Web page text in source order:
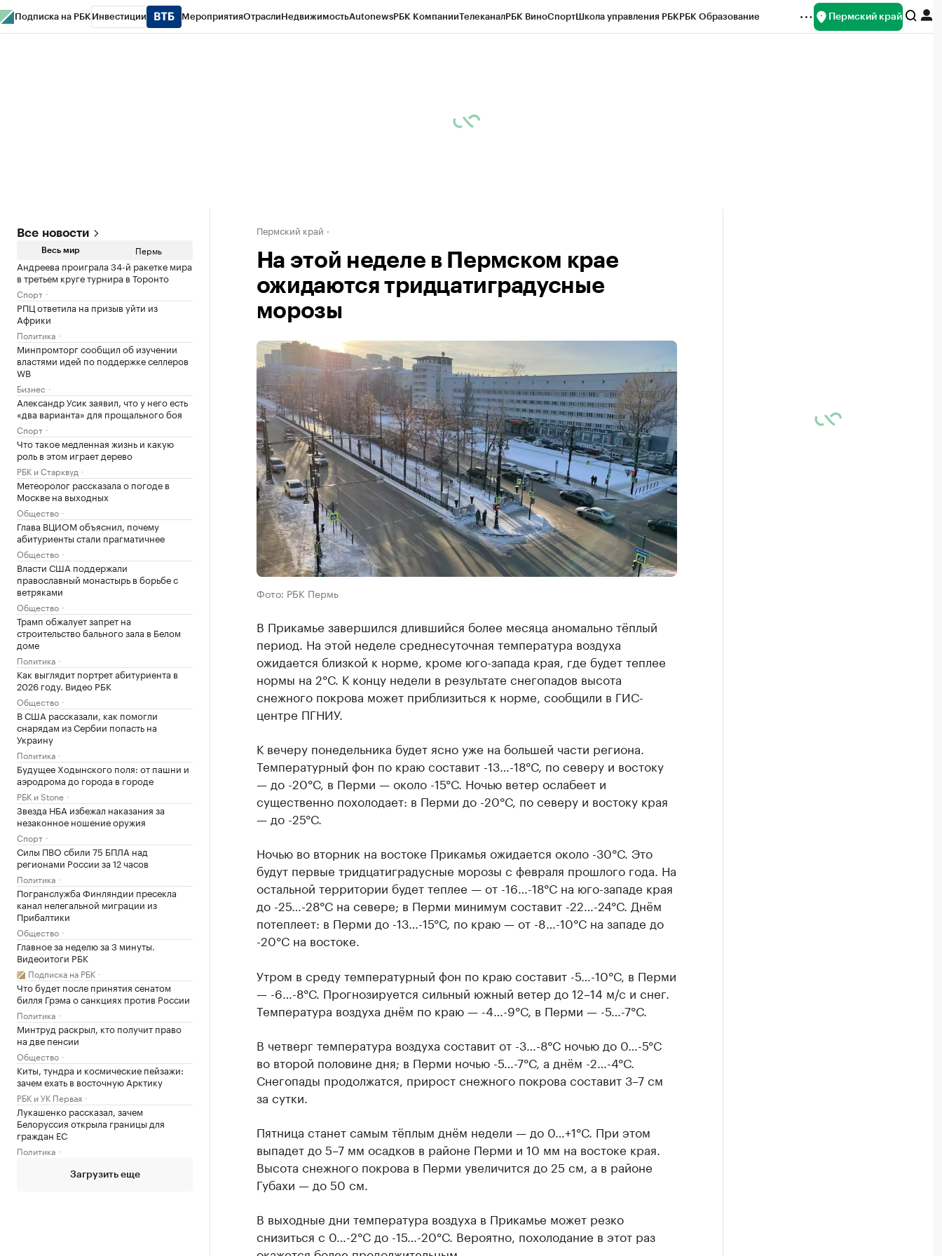
Подписка на РБК Инвестиции МероприятияОтраслиНедвижимостьAutonewsРБК КомпанииТелеканалРБК ВиноСпортШкола управления РБКРБК Образование Пермский край
Все новости
Весь мир Пермь
Андреева проиграла 34-й ракетке мира
в третьем круге турнира в Торонто
Спорт
РПЦ ответила на призыв уйти из
Африки
Политика
Минпромторг сообщил об изучении
властями идей по поддержке селлеров
WB
Бизнес
Александр Усик заявил, что у него есть
«два варианта» для прощального боя
Спорт
Что такое медленная жизнь и какую
роль в этом играет дерево
РБК и Старквуд
Метеоролог рассказала о погоде в
Москве на выходных
Общество
Глава ВЦИОМ объяснил, почему
абитуриенты стали прагматичнее
Общество
Власти США поддержали
православный монастырь в борьбе с
ветряками
Общество
Трамп обжалует запрет на
строительство бального зала в Белом
доме
Политика
Как выглядит портрет абитуриента в
2026 году. Видео РБК
Общество
В США рассказали, как помогли
снарядам из Сербии попасть на
Украину
Политика
Будущее Ходынского поля: от пашни и
аэродрома до города в городе
РБК и Stone
Звезда НБА избежал наказания за
незаконное ношение оружия
Спорт
Силы ПВО сбили 75 БПЛА над
регионами России за 12 часов
Политика
Погранслужба Финляндии пресекла
канал нелегальной миграции из
Прибалтики
Общество
Главное за неделю за 3 минуты.
Видеоитоги РБК
Подписка на РБК
Что будет после принятия сенатом
билля Грэма о санкциях против России
Политика
Минтруд раскрыл, кто получит право
на две пенсии
Общество
Киты, тундра и космические пейзажи:
зачем ехать в восточную Арктику
РБК и УК Первая
Лукашенко рассказал, зачем
Белоруссия открыла границы для
граждан ЕС
Политика
Загрузить еще
Пермский край
На этой неделе в Пермском крае
ожидаются тридцатиградусные
морозы
Фото: РБК Пермь
В Прикамье завершился длившийся более месяца аномально тёплый
период. На этой неделе среднесуточная температура воздуха
ожидается близкой к норме, кроме юго-запада края, где будет теплее
нормы на 2°С. К концу недели в результате снегопадов высота
снежного покрова может приблизиться к норме, сообщили в ГИС-
центре ПГНИУ.
К вечеру понедельника будет ясно уже на большей части региона.
Температурный фон по краю составит -13…-18°С, по северу и востоку
— до -20°С, в Перми — около -15°С. Ночью ветер ослабеет и
существенно похолодает: в Перми до -20°С, по северу и востоку края
— до -25°С.
Ночью во вторник на востоке Прикамья ожидается около -30°С. Это
будут первые тридцатиградусные морозы с февраля прошлого года. На
остальной территории будет теплее — от -16…-18°С на юго-западе края
до -25…-28°С на севере; в Перми минимум составит -22…-24°С. Днём
потеплеет: в Перми до -13…-15°С, по краю — от -8…-10°С на западе до
-20°С на востоке.
Утром в среду температурный фон по краю составит -5…-10°С, в Перми
— -6…-8°С. Прогнозируется сильный южный ветер до 12–14 м/с и снег.
Температура воздуха днём по краю — -4…-9°С, в Перми — -5…-7°С.
В четверг температура воздуха составит от -3…-8°С ночью до 0…-5°С
во второй половине дня; в Перми ночью -5…-7°С, а днём -2…-4°С.
Снегопады продолжатся, прирост снежного покрова составит 3–7 см
за сутки.
Пятница станет самым тёплым днём недели — до 0…+1°С. При этом
выпадет до 5–7 мм осадков в районе Перми и 10 мм на востоке края.
Высота снежного покрова в Перми увеличится до 25 см, а в районе
Губахи — до 50 см.
В выходные дни температура воздуха в Прикамье может резко
снизиться с 0…-2°С до -15…-20°С. Вероятно, похолодание в этот раз